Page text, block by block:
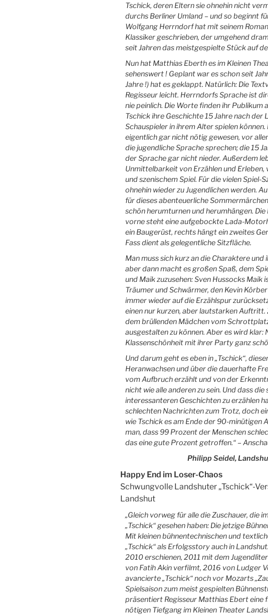
Tschick, deren Eltern sie ohnehin nicht
durchs Berliner Umland – und so beginnt
Wolfgang Herrndorf hat mit seinem
Klassiker geschrieben, der umgehend
seit Jahren das meistgespielte Stück auf
Nun hat Matthias Eberth es im Kleinen
sehenswert ! Geplant war es schon seit
Jahre !) hat es geklappt. Natürlich: Die
Regisseur leicht. Herrndorfs Sprache ist
nie peinlich. Die Worte finden ihr Publikum
Tschick ihre Geschichte 15 Jahre nach der
Schauspieler in ihrem Alter spielen
eigentlich gar nicht nötig gewesen, vor
die jugendliche Sprache sprechen; die 15
der Sprache gar nicht nieder. Außerdem
Unmittelbarkeit von Erzählen und
und szenischem Spiel. Für die vielen Spiel-
ohnehin wieder zu Jugendlichen werden.
für dieses abenteuerliche
schön herumturnen und herumhängen.
vorne steht eine aufgebockte Lada-
ein Baugerüst, rechts hängt ein zweites
Fass dient als gelegentliche Sitzfläche.
Man muss sich kurz an die Charaktere und
aber dann macht es großen Spaß, dem
und Maik zuzusehen: Sven Hussocks Maik
Träumer und Schwärmer, den Kevin
immer wieder auf die Erzählspur
einen nur kurzen, aber lautstarken Auftritt.
dem brüllenden Mädchen vom
ausgestalten zu können. Aber es wird klar:
Klassenschönheit mit ihrer Party ganz
Und darum geht es eben in „Tschick“,
Heranwachsen und über die dauerhafte
vom Aufbruch erzählt und von der
nicht wie alle anderen zu sein. Und dass
interessanteren Geschichten zu erzählen
schlechten Nachrichten zum Trotz, doch
wie Tschick es am Ende der 90-minütigen
man, dass 99 Prozent der Menschen
das eine gute Prozent getroffen.“ –
Philipp Seidel,
Happy End im Loser-Chaos
Schwungvolle Landshuter „Tschick“-
Landshut
„Gleich vorweg für alle die Zuschauer, die
„Tschick“ gesehen haben: Die jetzige
Mit kleinen bühnentechnischen und
„Tschick“ als Erfolgsstory auch in Landshut.
2010 erschienen, 2011 mit dem
von Fatih Akin verfilmt, 2016 von Ludger
avancierte „Tschick“ noch vor Mozarts
Spielsaison zum meist gespielten
präsentiert Regisseur Matthias Ebert eine
nötigen Tiefgang im Kleinen Theater